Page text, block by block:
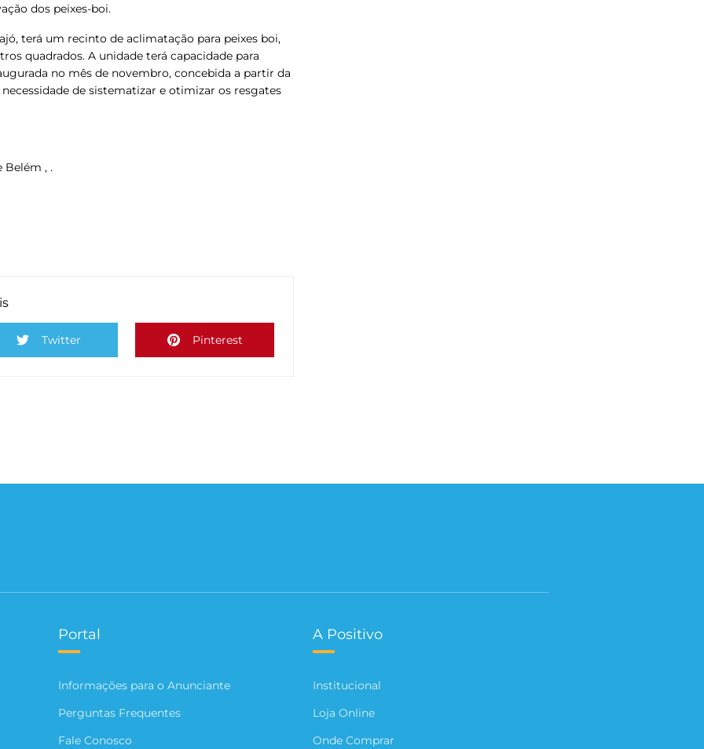
dos peixes-boi.
terá um recinto de aclimatação para peixes boi,
quadrados. A unidade terá capacidade para
no mês de novembro, concebida a partir da
de sistematizar e otimizar os resgates
Belém , .
Twitter Pinterest
Portal
Informações para o Anunciante
Perguntas Frequentes
Fale Conosco
A Positivo
Institucional
Loja Online
Onde Comprar